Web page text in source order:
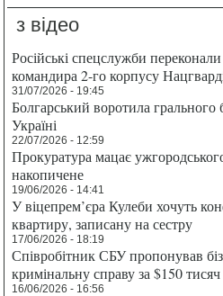
з відео
Російські спецслужби
командира 2-го корпусу
31/07/2026 - 19:45
Болгарський воротила грального
Україні
22/07/2026 - 12:59
Прокуратура мацає
накопичене
19/06/2026 - 14:41
У віцепрем’єра Кулеби хочуть
квартиру, записану на сестру
17/06/2026 - 18:19
Співробітник СБУ пропонував
кримінальну справу за $150 тисяч
16/06/2026 - 16:56